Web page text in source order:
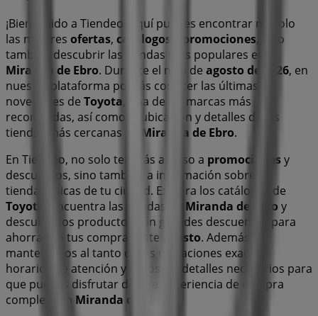
¡Bienvenido a Tiendeo! Aquí puedes encontrar no solo
las mejores ofertas, catálogos promociones, sino
también descubrir las tiendas más populares en
Miranda de Ebro. Durante el mes de agosto de 2026, en
nuestra plataforma podrás conocer las últimas
novedades de Toyota, una de las marcas más
reconocidas, así como la ubicación y detalles de las
tiendas más cercanas en
Miranda de Ebro.
En Tiendeo, no solo tendrás acceso a promocionesy
descuentos, sino también a información sobre las
tiendas físicas de tu ciudad. Explora los catálogos de
Toyota
, encuentra las tiendas en Miranda de Ebro y
descubre los productos con grandes descuentos para
ahorrar en tus compras este
agosto. Además, te
mantenemos al tanto de las ubicaciones exactas,
horarios de atención y todos los detalles necesarios para
que puedas disfrutar de una experiencia de compra
completa en Miranda de Ebro